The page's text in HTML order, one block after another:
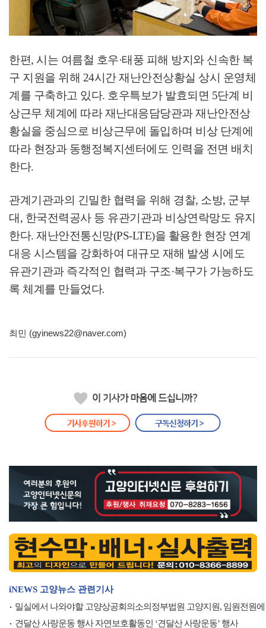
한편, 시는 여름철 호우·태풍 피해 방지와 신속한 복
구 지원을 위해 24시간 재난안전상황실 상시 운영체
계를 구축하고 있다. 호우특보가 발효되면 5단계 비
상근무 체계에 따라 재난대응담당관과 재난안전상
황실을 중심으로 비상근무에 돌입하며 비상 단계에
따라 현장과 동행정복지센터에도 인력을 전면 배치
한다.
관계기관과의 긴밀한 협력을 위해 경찰, 소방, 군부
대, 한국전력공사 등 유관기관과 비상연락망도 유지
한다. 재난안전통신망(PS-LTE)을 활용한 현장 연계
대응 시스템을 강화하여 대규모 재해 발생 시에도
유관기관과 즉각적인 협력과 구조·복구가 가능하도
록 체계를 만들었다.
최민 (gyinews22@naver.com)
iNEWS 고양뉴스 관련기사
밀실에서 나와야할 고양상공회의소의정부법원 고양지원, 임원전원
견달산 사랑운동 행사 자연보호활동인 ‘견달산 사랑운동’ 행사